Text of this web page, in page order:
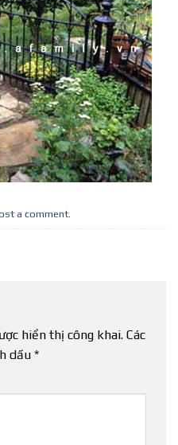
a comment.
hiển thị công khai. Các
dấu *